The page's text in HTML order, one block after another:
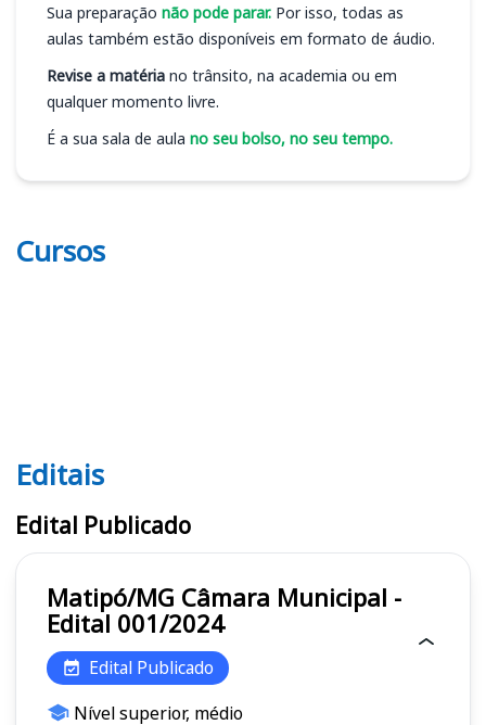
Sua preparação não pode parar. Por isso, todas as
aulas também estão disponíveis em formato de áudio.
Revise a matéria no trânsito, na academia ou em
qualquer momento livre.
É a sua sala de aula no seu bolso, no seu tempo.
Cursos
Editais
Editais
Edital Publicado
Matipó/MG Câmara Municipal -
Edital 001/2024
Edital Publicado
Nível superior, médio